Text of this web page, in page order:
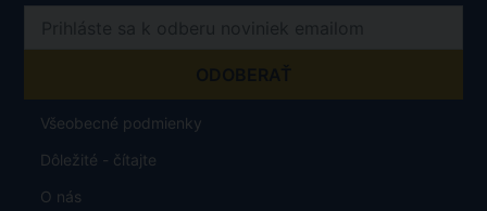
Všeobecné podmienky
Dôležité - čítajte
O nás